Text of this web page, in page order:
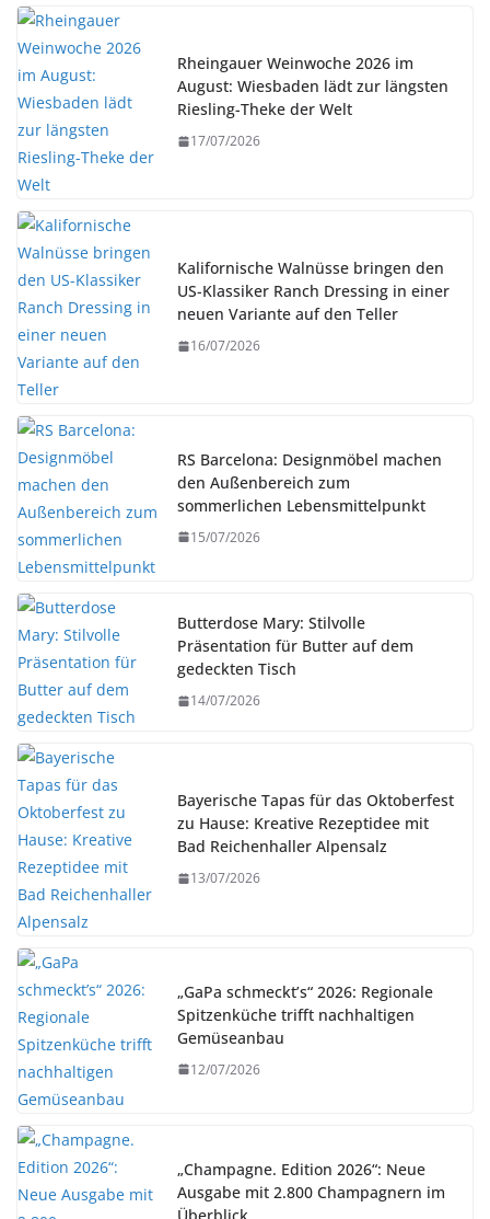
Rheingauer Weinwoche 2026 im
August: Wiesbaden lädt zur längsten
Riesling-Theke der Welt
17/07/2026
Kalifornische Walnüsse bringen den
US-Klassiker Ranch Dressing in einer
neuen Variante auf den Teller
16/07/2026
RS Barcelona: Designmöbel machen
den Außenbereich zum
sommerlichen Lebensmittelpunkt
15/07/2026
Butterdose Mary: Stilvolle
Präsentation für Butter auf dem
gedeckten Tisch
14/07/2026
Bayerische Tapas für das Oktoberfest
zu Hause: Kreative Rezeptidee mit
Bad Reichenhaller Alpensalz
13/07/2026
„GaPa schmeckt’s“ 2026: Regionale
Spitzenküche trifft nachhaltigen
Gemüseanbau
12/07/2026
„Champagne. Edition 2026“: Neue
Ausgabe mit 2.800 Champagnern im